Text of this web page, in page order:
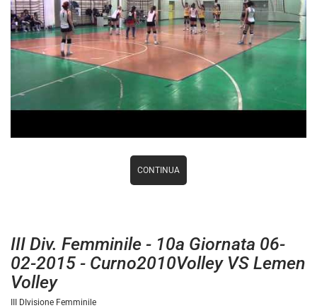
CONTINUA
III Div. Femminile - 10a Giornata 06-
02-2015 - Curno2010Volley VS Lemen
Volley
III DIvisione Femminile